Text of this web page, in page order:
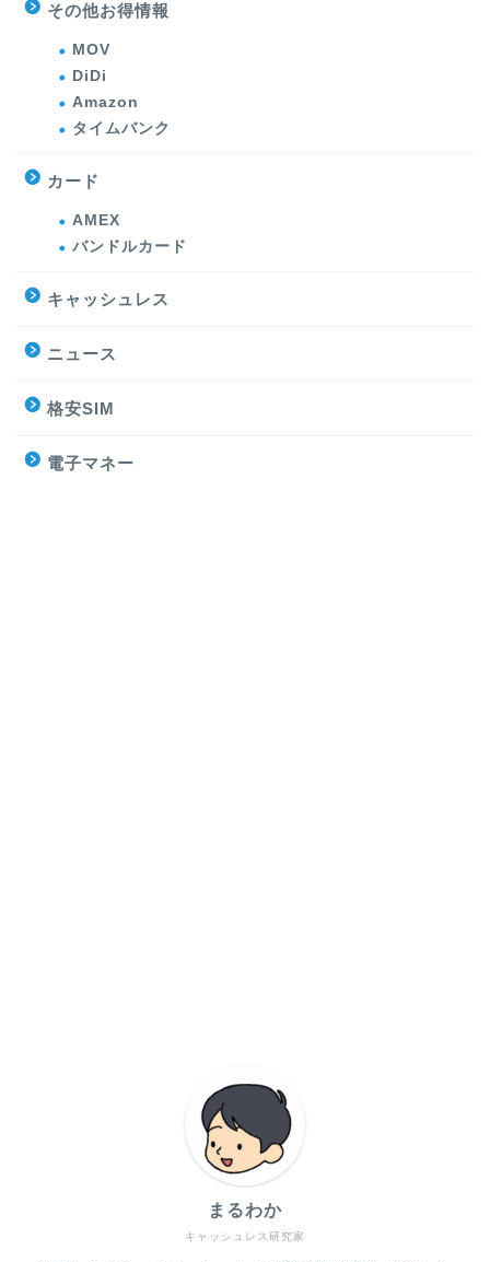
その他お得情報
MOV
DiDi
Amazon
タイムバンク
カード
AMEX
バンドルカード
キャッシュレス
ニュース
格安SIM
電子マネー
キャッシュレス研究家
まるわか